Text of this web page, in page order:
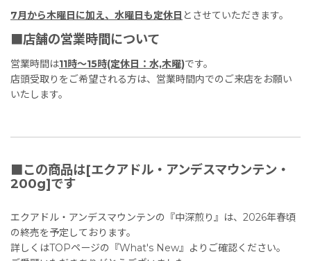
7月から木曜日に加え、水曜日も定休日 とさせていただきます。
■店舗の営業時間について
営業時間は11時〜15時(定休日：水,木曜)です。
店頭受取りをご希望される方は、営業時間内でのご来店をお願い
いたします。
■この商品は[エクアドル・アンデスマウンテン・
200g]です
エクアドル・アンデスマウンテンの『中深煎り』は、2026年春頃
の終売を予定しております。
詳しくはTOPページの『What's New』よりご確認ください。